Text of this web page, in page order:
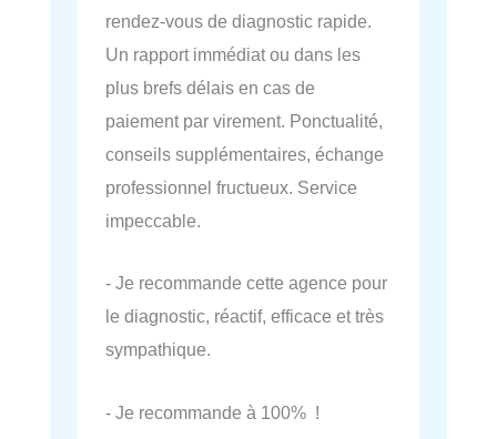
rendez-vous de diagnostic rapide.
Un rapport immédiat ou dans les
plus brefs délais en cas de
paiement par virement. Ponctualité,
conseils supplémentaires, échange
professionnel fructueux. Service
impeccable.
- Je recommande cette agence pour
le diagnostic, réactif, efficace et très
sympathique.
- Je recommande à 100% !